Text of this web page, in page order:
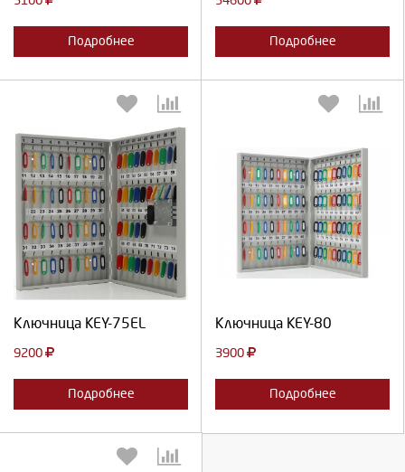
Подробнее Подробнее
Ключница KEY-75EL
9200
Подробнее
Выберите количество:
Продолжить Отмена
Ключница KEY-80
3900
Подробнее
Выберите количество: